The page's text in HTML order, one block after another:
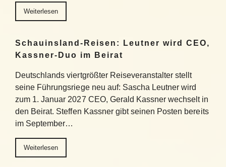
Weiterlesen
Schauinsland-Reisen: Leutner wird CEO,
Kassner-Duo im Beirat
Deutschlands viertgrößter Reiseveranstalter stellt
seine Führungsriege neu auf: Sascha Leutner wird
zum 1. Januar 2027 CEO, Gerald Kassner wechselt in
den Beirat. Steffen Kassner gibt seinen Posten bereits
im September…
Weiterlesen